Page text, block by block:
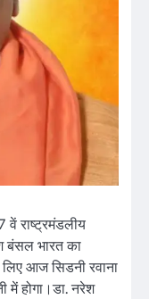
वें राष्ट्रमंडलीय
बंसल भारत का
आज सिडनी रवाना
होगा।डा. नरेश